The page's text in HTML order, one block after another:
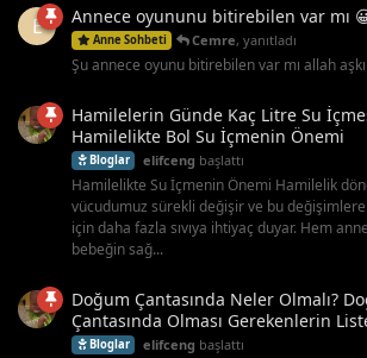
E Annece oyununu bitirebilen var mı
Anne Sohbeti Cemre,yanıtladı
Şu annece oyunu bitirebilen var mı allah
Hamilelerin Günde Kaç Litre Su
Hamilelikte Bol Su İçmenin Önemi
Bloglar elifceng başlattı
Hamilelikte Su İçmenin Önemi Hamilelik
vücudumuz sürekli değişir ve bu
için daha fazla sıvıya ihtiyaç duyar. Hem
bebeğin sağ...
Doğum Çantasında Neler Olmalı?
Çantasında Olması Gerekenlerin
Bloglar elifceng başlattı